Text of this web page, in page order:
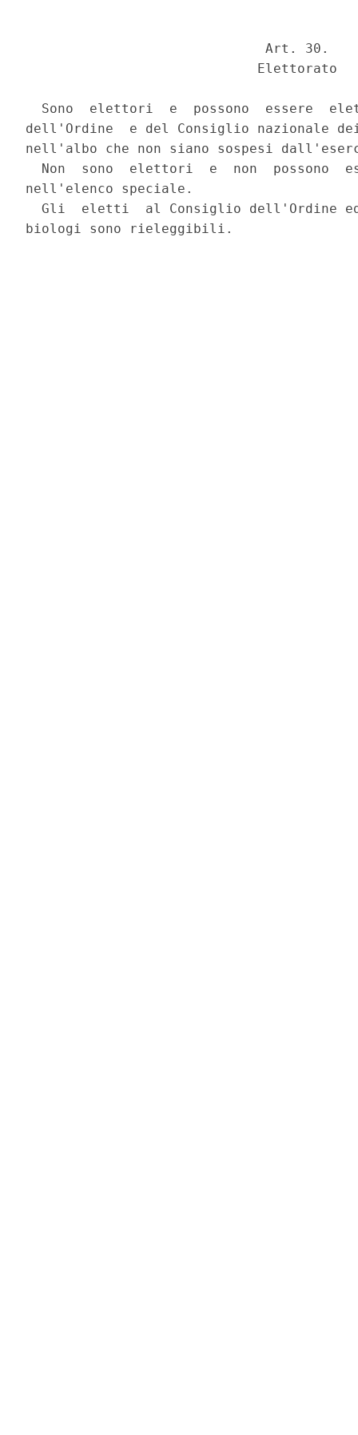
                              Art. 30.
                             Elettorato
Sono  elettori  e  possono  essere
dell'Ordine  e del Consiglio
nell'albo che non siano sospesi
Non  sono  elettori  e  non  possono
nell'elenco speciale.
Gli  eletti  al Consiglio dell'Ordine